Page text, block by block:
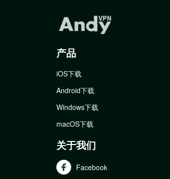
产品
iOS下载
Android下载
Windows下载
macOS下载
关于我们
Facebook